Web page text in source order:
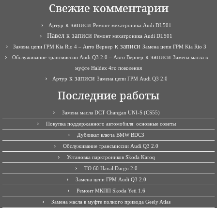
Свежие комментарии
Артур к записи Ремонт мехатроника Audi DL501
Павел к записи Ремонт мехатроника Audi DL501
Замена цепи ГРМ Kia Rio 4 – Авто Вернер к записи Замена цепи ГРМ Kia Rio 3
Обслуживание трансмиссии Audi Q3 2.0 – Авто Вернер к записи Замена масла в
муфте Haldex 4го поколения
Артур к записи Замена цепи ГРМ Audi Q3 2.0
Последние работы
Замена масла DCT Changan UNI-S (CS55)
Покупка поддержанного автомобиля: основные советы
Дубликат ключа BMW BDC3
Обслуживание трансмиссии Audi Q3 2.0
Установка парктроников Skoda Karoq
ТО 60 Haval Dargo 2.0
Замена цепи ГРМ Audi Q3 2.0
Ремонт МКПП Skoda Yeti 1.6
Замена масла в муфте полного привода Geely Atlas